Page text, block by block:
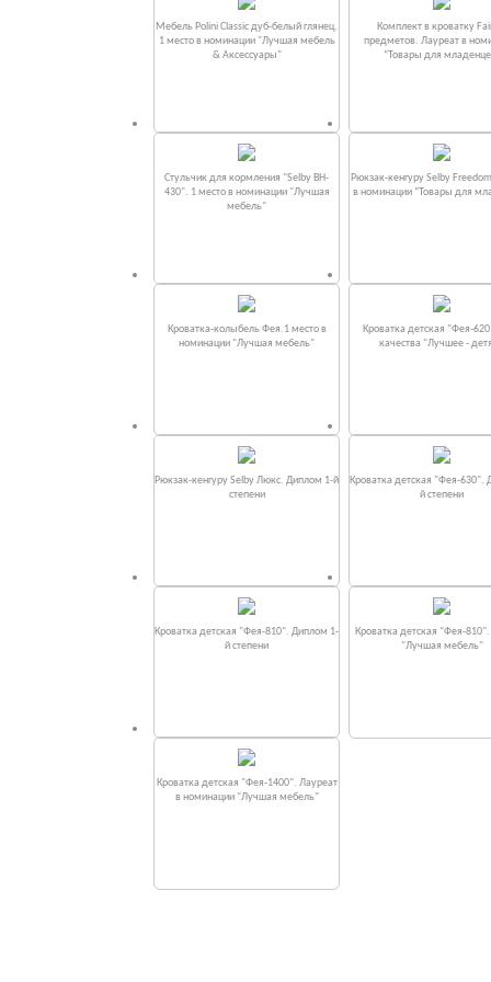
Мебель Polini Classic дуб-белый глянец.
1 место в номинации "Лучшая мебель
& Аксессуары"
Комплект в кроватку
предметов. Лауреат в
“Товары для
Стульчик для кормления "Selby BH-
430". 1 место в номинации "Лучшая
мебель"
Рюкзак-кенгуру Selby
в номинации “Товары для
Кроватка-колыбель Фея.1 место в
номинации "Лучшая мебель"
Кроватка детская "Фея-
качества "Лучшее -
Рюкзак-кенгуру Selby Люкс. Диплом 1-й
степени
Кроватка детская "Фея-630".
й степени
Кроватка детская "Фея-810". Диплом 1-
й степени
Кроватка детская "Фея-
"Лучшая мебель"
Кроватка детская "Фея-1400". Лауреат
в номинации "Лучшая мебель"